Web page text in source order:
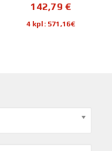
142,79€
4 kpl: 571,16€